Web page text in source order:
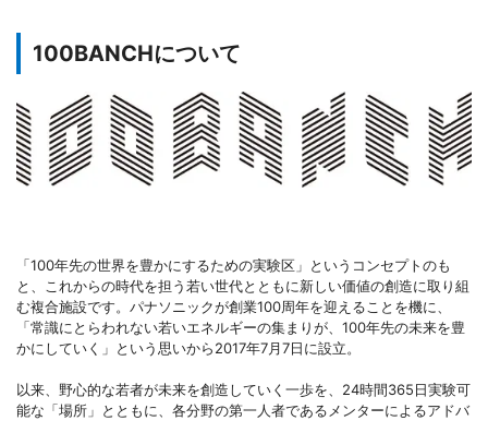
100BANCHについて
「100年先の世界を豊かにするための実験区」というコンセプトのも
と、これからの時代を担う若い世代とともに新しい価値の創造に取り組
む複合施設です。パナソニックが創業100周年を迎えることを機に、
「常識にとらわれない若いエネルギーの集まりが、100年先の未来を豊
かにしていく」という思いから2017年7月7日に設立。
以来、野心的な若者が未来を創造していく一歩を、24時間365日実験可
能な「場所」とともに、各分野の第一人者であるメンターによるアドバ